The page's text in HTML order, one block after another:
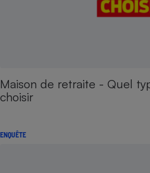
Maison de retraite - Quel
choisir
ENQUÊTE